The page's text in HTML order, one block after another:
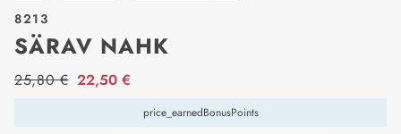
8213
SÄRAV NAHK
price_label
25,80 € 22,50 €
price_earnedBonusPoints